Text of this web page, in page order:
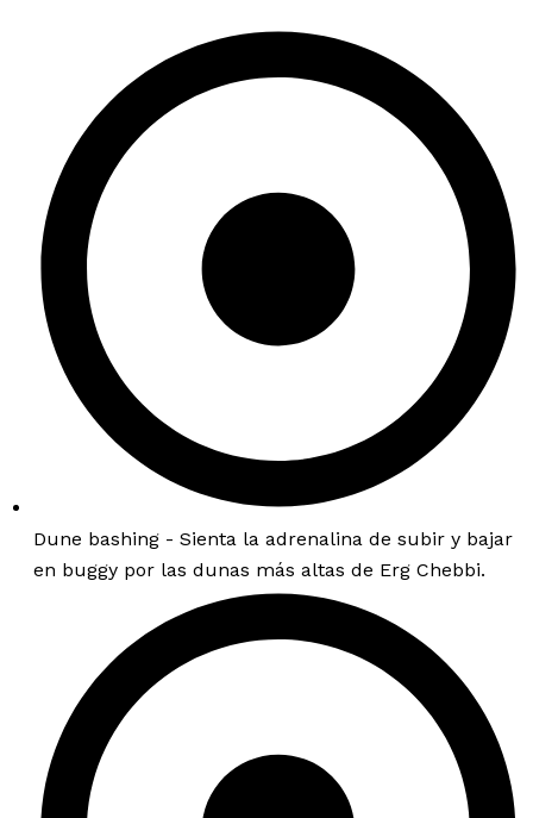
Dune bashing - Sienta la adrenalina de subir y bajar
en buggy por las dunas más altas de Erg Chebbi.